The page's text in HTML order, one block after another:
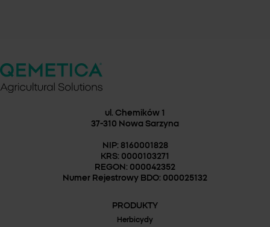
ul. Chemików 1
37-310 Nowa Sarzyna
NIP: 8160001828
KRS: 0000103271
REGON: 000042352
Numer Rejestrowy BDO: 000025132
PRODUKTY
Herbicydy